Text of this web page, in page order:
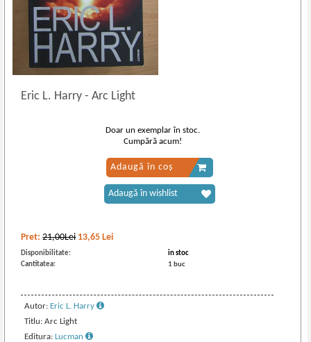
Eric L. Harry- Arc Light
Pret:21,00Lei 13,65 Lei
Disponibilitate:
in stoc
Cantitatea:
1 buc
Autor: Eric L. Harry
Titlu: Arc Light
Editura:Lucman
Doar un exemplar în stoc.
Cumpără acum!
Adaugă în coș
Adaugă în wishlist